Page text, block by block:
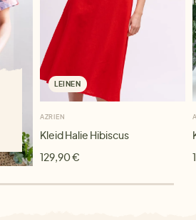
LEINEN
AZRIEN
Kleid Halie Hibiscus
129,90 €